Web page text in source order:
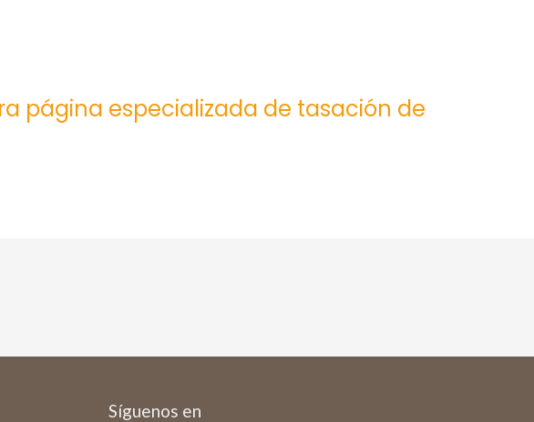
página especializada de tasación de
Síguenos en